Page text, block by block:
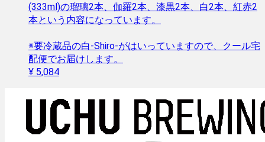
(333ml)の瑠璃2本、伽羅2本、漆黒2本、白2本、紅赤2
本という内容になっています。
※要冷蔵品の白-Shiro-がはいっていますので、クール宅
配便でお届けします。
¥ 5,084